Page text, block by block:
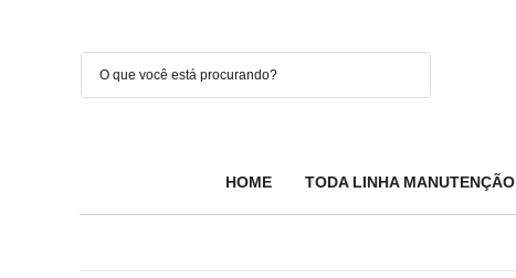
HOME TODA LINHA MANUTENÇÃO